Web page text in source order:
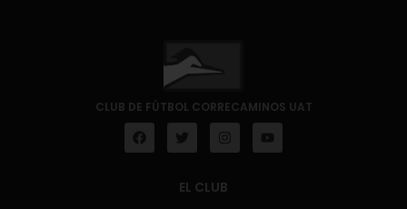
CLUB DE FÚTBOL CORRECAMINOS UAT
EL CLUB